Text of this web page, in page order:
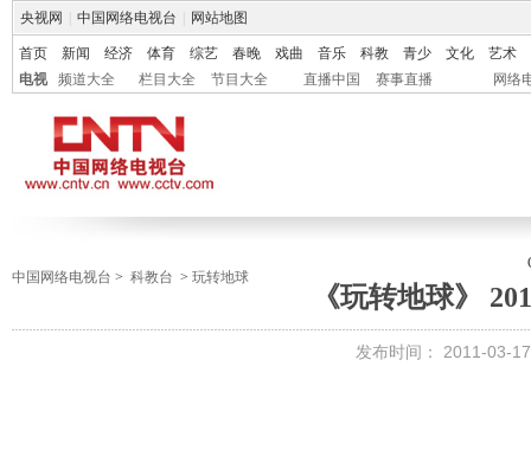
央视网 中国网络电视台 网站地图
首页 新闻 经济 体育 综艺 春晚 戏曲 音乐 科教 青少 文化
艺术
电视
频道大全 栏目大全 节目大全 直播中国 赛事直播 网络
中国网络电视台 > 科教台 > 玩转地球
《玩转地球》
发布时间： 2011-03-